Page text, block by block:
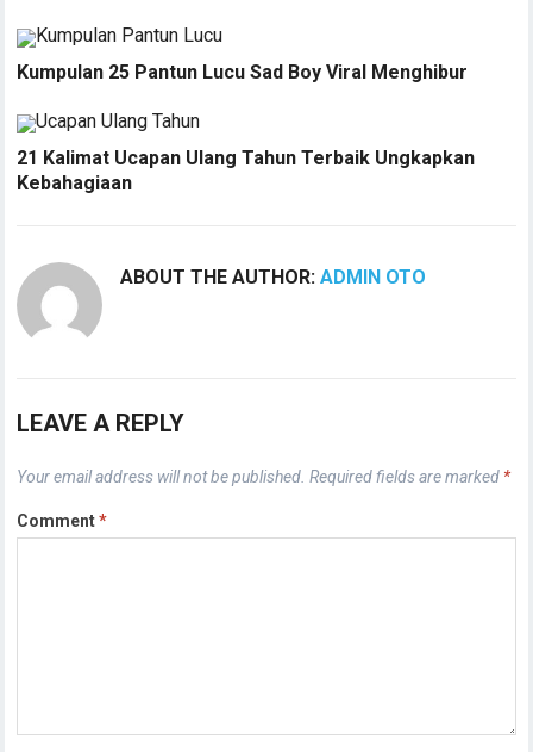
Kumpulan 25 Pantun Lucu Sad Boy Viral Menghibur
21 Kalimat Ucapan Ulang Tahun Terbaik Ungkapkan
Kebahagiaan
ABOUT THE AUTHOR:ADMIN OTO
LEAVE A REPLY
Your email address will not be published. Required fields are marked *
Comment*